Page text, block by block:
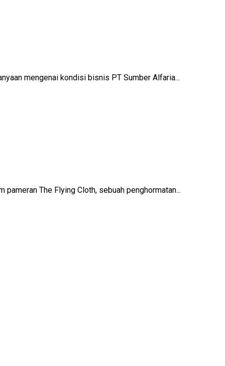
mengenai kondisi bisnis PT Sumber Alfaria...
The Flying Cloth, sebuah penghormatan...